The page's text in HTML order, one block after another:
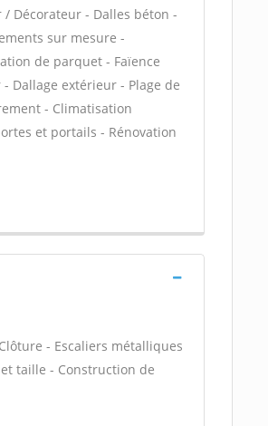
Décorateur - Dalles béton -
sur mesure -
de parquet - Faïence
Dallage extérieur - Plage de
- Climatisation
et portails - Rénovation
- Escaliers métalliques
taille - Construction de